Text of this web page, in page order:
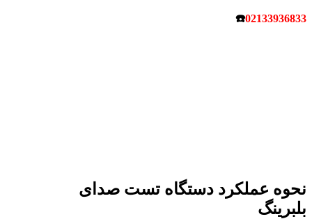
02133936833
☎
نحوه عملکرد دستگاه تست صدای
بلبرینگ